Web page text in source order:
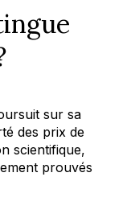
sur sa
des prix de
scientifique,
prouvés